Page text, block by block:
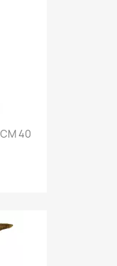
CM 40